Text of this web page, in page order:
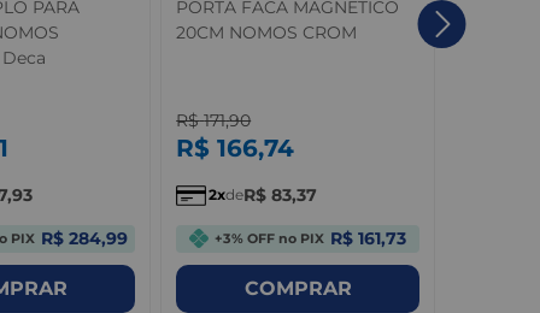
PARA
,93
PIX R$ 284,99
PORTA FACA MAGNETICO
20CM NOMOS CROM
R$ 171,90
R$ 166,74
2 deR$ 83,37
+3% OFF no PIX R$ 161,73
COMPRAR
Caixa